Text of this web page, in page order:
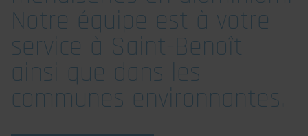
Notre équipe est à votre
service à Saint-Benoît
ainsi que dans les
communes environnantes.